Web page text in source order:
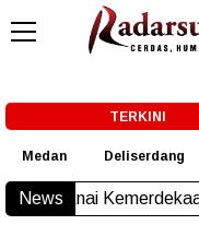
TERKINI
Medan Deliserdang
News RI Ke-81,